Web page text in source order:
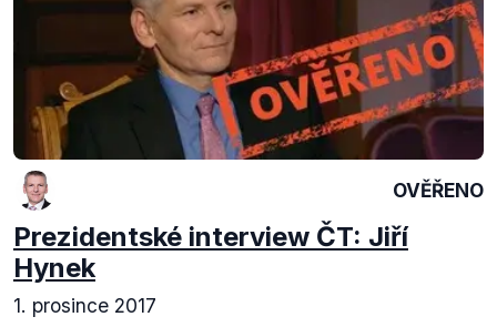
OVĚŘENO
Prezidentské interview ČT: Jiří
Hynek
1. prosince 2017